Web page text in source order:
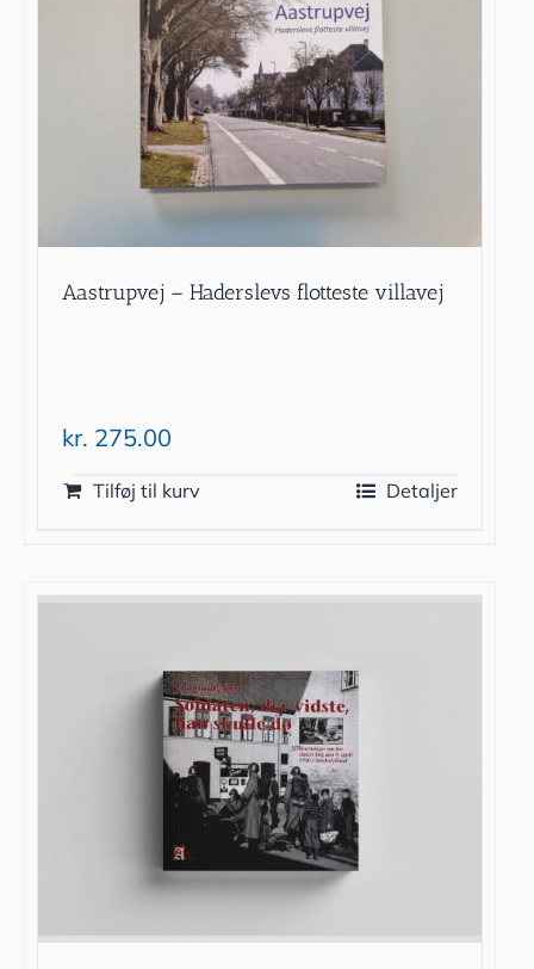
Aastrupvej – Haderslevs flotteste villavej
kr. 275.00
Tilføj til kurv Detaljer